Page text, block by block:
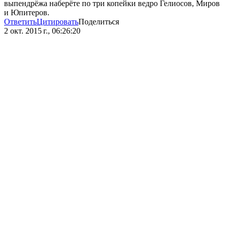
выпендрёжа наберёте по три копейки ведро Гелиосов, Миров
и Юпитеров.
ОтветитьЦитироватьПоделиться
2 окт. 2015 г., 06:26:20